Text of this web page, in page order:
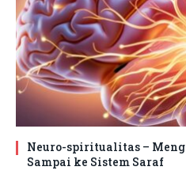
Neuro-spiritualitas –
Sampai ke Sistem Saraf